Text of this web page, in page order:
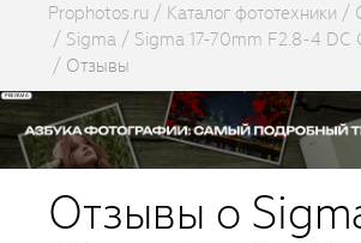
Prophotos.ru Каталог фототехники
Sigma
Sigma 17-70mm F2.8-4 DC
Отзывы
Отзывы о